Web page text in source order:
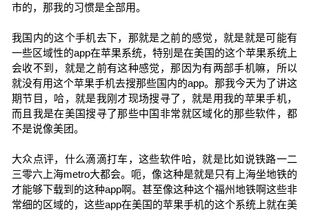
市的，那我的习惯是全部用。
我国内的这个手机去下，那就是之前的感觉，就是就是可能有
一些区域性的app在苹果系统，特别是在美国的这个苹果系统上
会收不到，就是之前有这种感觉，那因为有两部手机嘛，所以
就没有用这个苹果手机去搜那些国内的app。那我今天为了讲这
期节目，哈，就是我刚才现场搜寻了，就是用我的苹果手机，
而且我是在美国搜寻了那些中国非常就区域化的那些软件，都
不是说像美团。
大众点评，什么滴滴打车，这些软件哈，就是比如说铁路一二
三零六上海metro大都会。呃，像这种是就是只有上海坐地铁的
才能够下载到的这种app啊。甚至像这种这个福州地铁啊这些非
常细的区域的，这些app在美国的苹果手机的这个系统上就在美